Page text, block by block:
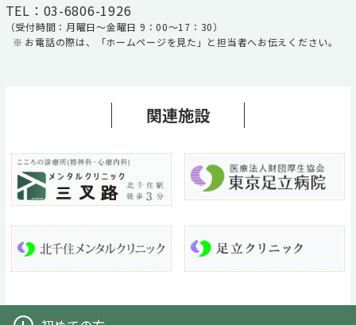
TEL：03-6806-1926
（受付時間：月曜日～金曜日 9：00～17：30）
お電話の際は、「ホームページを見た」と担当者へお伝えください。
関連施設